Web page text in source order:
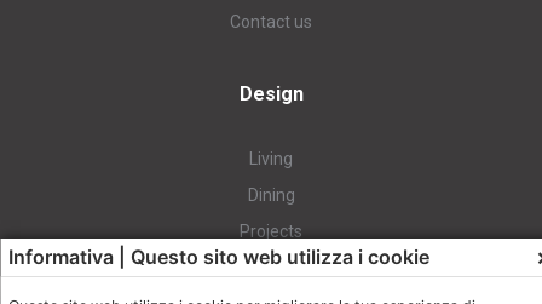
Contact us
Design
Living
Dining
Projects
Richiedi cataloghi e 3D
Informativa | Questo sito web utilizza i cookie